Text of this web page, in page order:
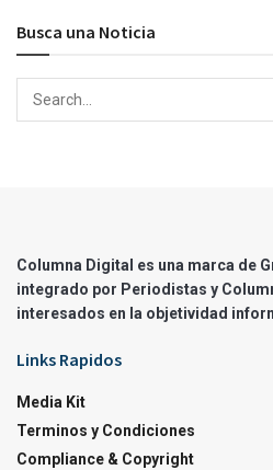
Busca una Noticia
Columna Digital es una marca de
integrado por Periodistas y
interesados en la objetividad
Links Rapidos
Media Kit
Terminos y Condiciones
Compliance & Copyright